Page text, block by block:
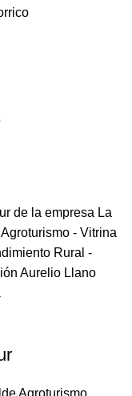
Agroturismo